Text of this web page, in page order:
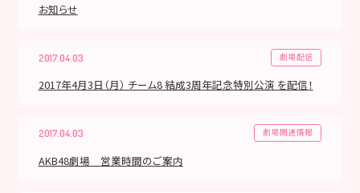
お知らせ
2017.04.03 劇場配信
2017年4月3日（月） チーム8 結成3周年記念特別公演 を配信！
2017.04.03 劇場関連情報
AKB48劇場 営業時間のご案内